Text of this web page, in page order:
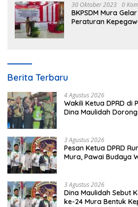
30 Oktober 2023 0
BKPSDM Mura
Peraturan
Berita Terbaru
4 Agustus 2026
Wakili Ketua DPRD di
Dina Maulidah
3 Agustus 2026
Pesan Ketua DPRD
Mura, Pawai Budaya
3 Agustus 2026
Dina Maulidah Sebut
ke-24 Mura Bentuk